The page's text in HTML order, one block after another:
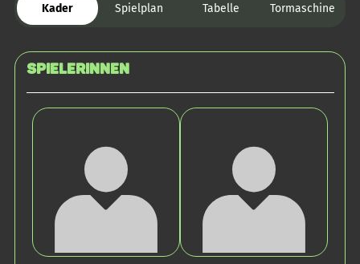
Kader Spielplan Tabelle Tormaschine
SPIELERINNEN